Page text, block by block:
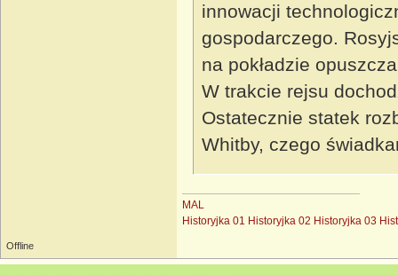
innowacji
gospodarczego.
na pokładzie
W trakcie rejsu
Ostatecznie statek
Whitby, czego
MAL
Historyjka 01 Historyjka 02 Historyjka 03
Offline